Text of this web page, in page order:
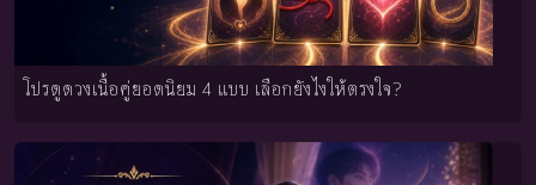
โปรดูดวงเนื้อคู่ยอดนิยม 4 แบบ เลือกยังไงให้ตรงใจ?